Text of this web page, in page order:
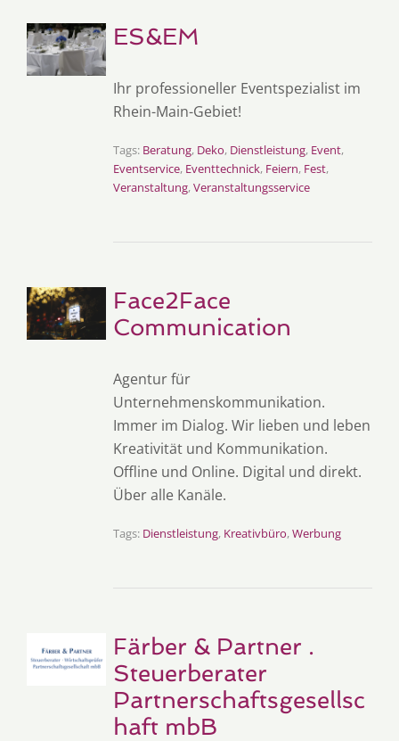
ES&EM
Ihr professioneller Eventspezialist im
Rhein-Main-Gebiet!
Tags: Beratung, Deko, Dienstleistung, Event,
Eventservice, Eventtechnick, Feiern, Fest,
Veranstaltung,Veranstaltungsservice
Face2Face
Communication
Agentur für
Unternehmenskommunikation.
Immer im Dialog. Wir lieben und leben
Kreativität und Kommunikation.
Offline und Online. Digital und direkt.
Über alle Kanäle.
Tags: Dienstleistung, Kreativbüro,Werbung
Färber & Partner .
Steuerberater
Partnerschaftsgesellsc
haft mbB